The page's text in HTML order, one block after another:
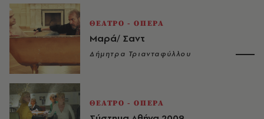
ΘΕΑΤΡΟ - ΟΠΕΡΑ
Μαρά/ Σαντ
Δήμητρα Τριανταφύλλου
ΘΕΑΤΡΟ - ΟΠΕΡΑ